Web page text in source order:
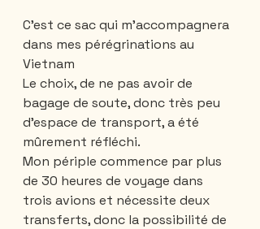
C'est ce sac qui m'accompagnera
dans mes pérégrinations au
Vietnam
Le choix, de ne pas avoir de
bagage de soute, donc très peu
d'espace de transport, a été
mûrement réfléchi.
Mon périple commence par plus
de 30 heures de voyage dans
trois avions et nécessite deux
transferts, donc la possibilité de